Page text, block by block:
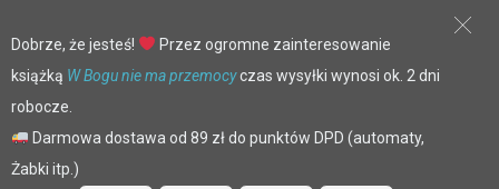
Dobrze, że jesteś!
Przez ogromne zainteresowanie
książką W Bogu nie ma przemocyczas wysyłki wynosi ok. 2 dni
robocze.
Darmowa dostawa od 89 zł do punktów DPD (automaty,
Żabki itp.)